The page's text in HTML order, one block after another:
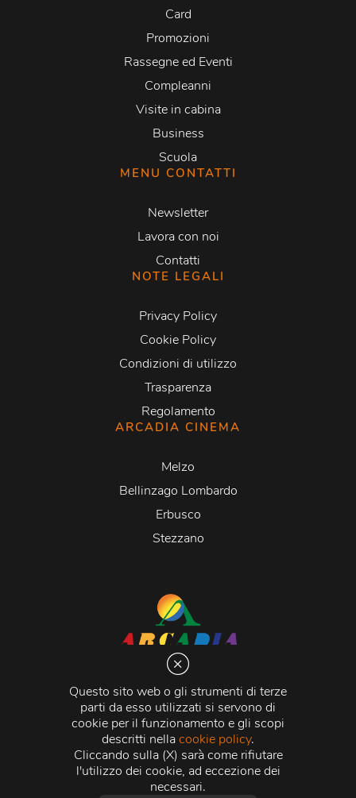
Questo sito web o gli strumenti di terze
parti da esso utilizzati si servono di
cookie per il funzionamento e gli scopi
descritti nellacookie policy.
Cliccando sulla (X) sarà come rifiutare
l'utilizzo dei cookie, ad eccezione dei
necessari.
Card
Promozioni
Rassegne ed Eventi
Compleanni
Visite in cabina
Business
Scuola
MENU CONTATTI
Newsletter
Lavora con noi
Contatti
NOTE LEGALI
Privacy Policy
Cookie Policy
Condizioni di utilizzo
Trasparenza
Regolamento
ARCADIA CINEMA
Melzo
Bellinzago Lombardo
Erbusco
Stezzano
Via Martiri della Libertà 20066 Melzo (MI)
C.C.I.A.A. - R.E.A di Milano n. 1427910
Registro delle Imprese di Milano n. 338392 -
Fiscale e Partita Iva11015840157 | Capitale Sociale
500.000,00 i.v.
Credits:Crea Informatica S.r.l. 2026 © Tutti i diritti
riservati.